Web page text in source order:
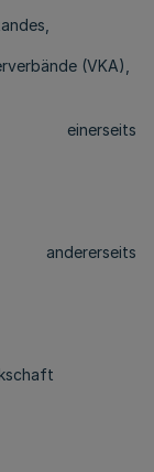
(VKA),
einerseits
andererseits